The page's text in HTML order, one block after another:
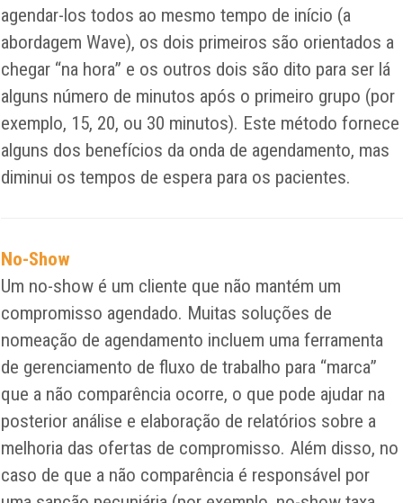
agendar-los todos ao mesmo tempo de início (a
abordagem Wave), os dois primeiros são orientados a
chegar “na hora” e os outros dois são dito para ser lá
alguns número de minutos após o primeiro grupo (por
exemplo, 15, 20, ou 30 minutos). Este método fornece
alguns dos benefícios da onda de agendamento, mas
diminui os tempos de espera para os pacientes.
No-Show
Um no-show é um cliente que não mantém um
compromisso agendado. Muitas soluções de
nomeação de agendamento incluem uma ferramenta
de gerenciamento de fluxo de trabalho para “marca”
que a não comparência ocorre, o que pode ajudar na
posterior análise e elaboração de relatórios sobre a
melhoria das ofertas de compromisso. Além disso, no
caso de que a não comparência é responsável por